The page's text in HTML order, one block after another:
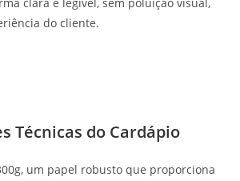
do cliente.
Técnicas do Cardápio
um papel robusto que proporciona